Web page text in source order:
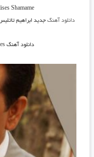
Shamame
دانلود آهنگ جدید ابراهیم
دانلود آهنگ Ibrahim Tatlises به نام Shamame